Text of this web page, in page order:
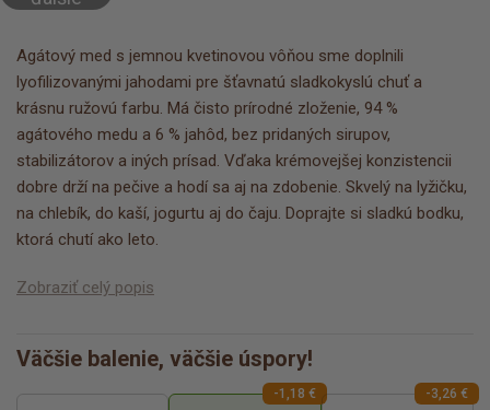
Agátový med s jemnou kvetinovou vôňou sme doplnili
lyofilizovanými jahodami pre šťavnatú sladkokyslú chuť a
krásnu ružovú farbu. Má čisto prírodné zloženie, 94 %
agátového medu a 6 % jahôd, bez pridaných sirupov,
stabilizátorov a iných prísad. Vďaka krémovejšej konzistencii
dobre drží na pečive a hodí sa aj na zdobenie. Skvelý na lyžičku,
na chlebík, do kaší, jogurtu aj do čaju. Doprajte si sladkú bodku,
ktorá chutí ako leto.
Zobraziť celý popis
Väčšie balenie, väčšie úspory!
-1,18 € -3,26 €